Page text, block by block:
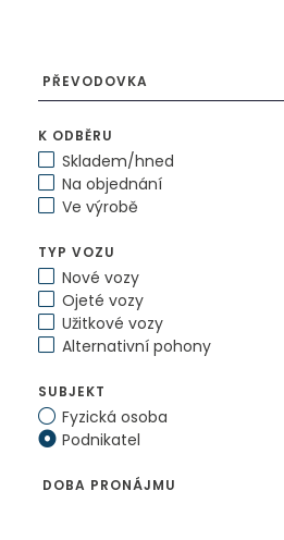
PŘEVODOVKA
K ODBĚRU
Skladem/hned
Na objednání
Ve výrobě
TYP VOZU
Nové vozy
Ojeté vozy
Užitkové vozy
Alternativní pohony
SUBJEKT
Fyzická osoba
Podnikatel
DOBA PRONÁJMU